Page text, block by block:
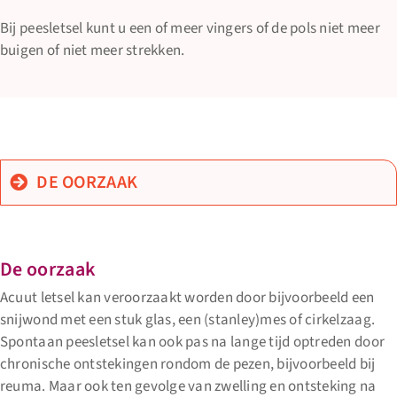
Handchirurgie
Bij peesletsel kunt u een of meer vingers of de pols niet meer
buigen of niet meer strekken.
DE OORZAAK
De oorzaak
Acuut letsel kan veroorzaakt worden door bijvoorbeeld een
snijwond met een stuk glas, een (stanley)mes of cirkelzaag.
Spontaan peesletsel kan ook pas na lange tijd optreden door
chronische ontstekingen rondom de pezen, bijvoorbeeld bij
reuma. Maar ook ten gevolge van zwelling en ontsteking na